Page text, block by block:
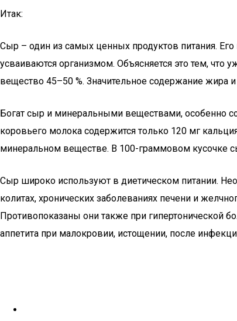
Итак:
Сыр – один из самых ценных продуктов питания.
усваиваются организмом. Объясняется это тем, что
вещество 45–50 %. Значительное содержание жира
Богат сыр и минеральными веществами, особенно
коровьего молока содержится только 120 мг
минеральном веществе. В 100-граммовом кусочке
Сыр широко используют в диетическом питании.
колитах, хронических заболеваниях печени и
Противопоказаны они также при гипертонической
аппетита при малокровии, истощении, после